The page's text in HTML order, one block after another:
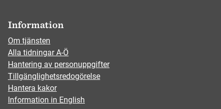
Information
Om tjänsten
Alla tidningar A-Ö
Hantering av personuppgifter
Tillgänglighetsredogörelse
Hantera kakor
Information in English